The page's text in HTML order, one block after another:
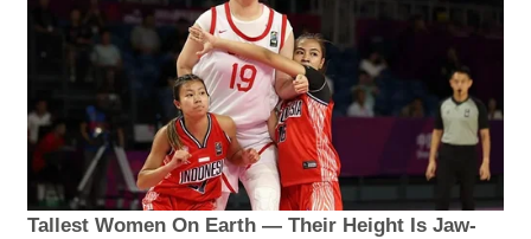
Tallest Women On Earth — Their Height Is Jaw-